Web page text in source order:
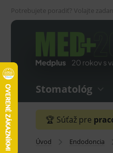
Potrebujete poradiť? Volajte
Stomatológ
🏆 Súťaž pre
Úvod Endodoncia